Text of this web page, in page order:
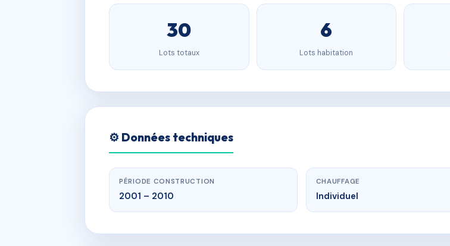
30
Lots totaux
6
Lots habitation
⚙️ Données techniques
PÉRIODE CONSTRUCTION
2001 – 2010
CHAUFFAGE
Individuel